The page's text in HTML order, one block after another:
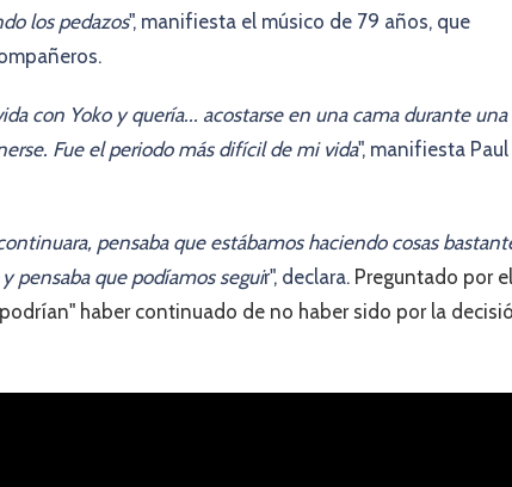
los pedazos", manifiesta el músico de 79 años, que
con Yoko y quería... acostarse en una cama durante una
Fue el periodo más difícil de mi vida", manifiesta Paul
pensaba que estábamos haciendo cosas
pensaba que podíamos seguir", declara. Preguntado por el
haber continuado de no haber sido por la